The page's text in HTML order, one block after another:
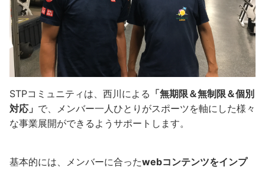
STPコミュニティは、西川による 「無期限＆無制限＆個別
対応」 で、メンバー一人ひとりがスポーツを軸にした様々
な事業展開ができるようサポートします。
基本的には、メンバーに合ったwebコンテンツをインプ